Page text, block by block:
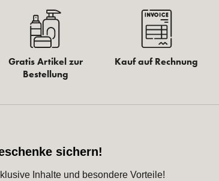
Gratis Artikel zur
Bestellung
Kauf auf Rechnung
sichern!
Inhalte und besondere Vorteile!